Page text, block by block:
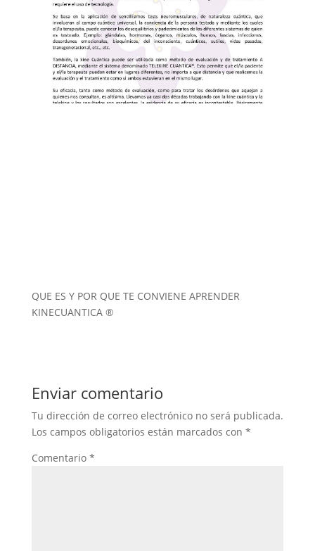
QUE ES Y POR QUE TE CONVIENE APRENDER
KINECUANTICA ®
Enviar comentario
Tu dirección de correo electrónico no será publicada.
Los campos obligatorios están marcados con *
Comentario *